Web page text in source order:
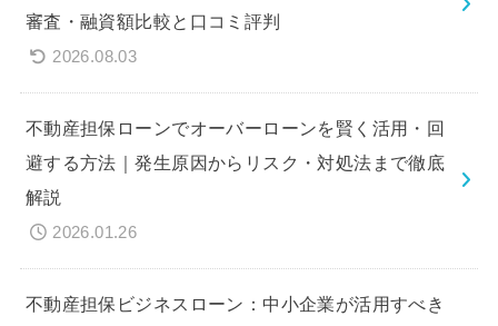
審査・融資額比較と口コミ評判
2026.08.03
不動産担保ローンでオーバーローンを賢く活用・回
避する方法｜発生原因からリスク・対処法まで徹底
解説
2026.01.26
不動産担保ビジネスローン：中小企業が活用すべき